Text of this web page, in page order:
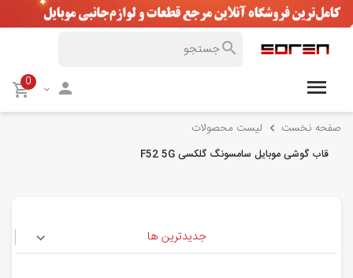
0
صفحه نخست لیست محصولات
قاب گوشی موبایل سامسونگ گلکسی F52 5G
جدیدترین ها